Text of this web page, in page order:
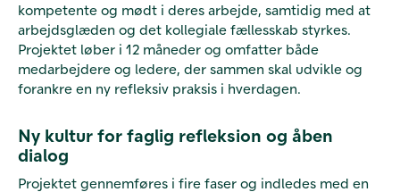
kompetente og mødt i deres arbejde, samtidig med at
arbejdsglæden og det kollegiale fællesskab styrkes.
Projektet løber i 12 måneder og omfatter både
medarbejdere og ledere, der sammen skal udvikle og
forankre en ny refleksiv praksis i hverdagen.
Ny kultur for faglig refleksion og åben
dialog
Projektet gennemføres i fire faser og indledes med en